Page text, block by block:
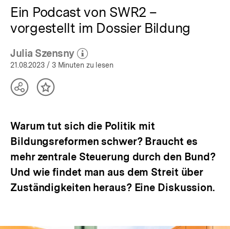
Ein Podcast von SWR2 –
vorgestellt im Dossier Bildung
Julia Szensny
(Mehr zum Autor)
öffnen
21.08.2023 / 3 Minuten zu lesen
TeilenInhalt
Warum tut sich die Politik mit
Bildungsreformen schwer? Braucht es
mehr zentrale Steuerung durch den Bund?
Und wie findet man aus dem Streit über
Zuständigkeiten heraus? Eine Diskussion.